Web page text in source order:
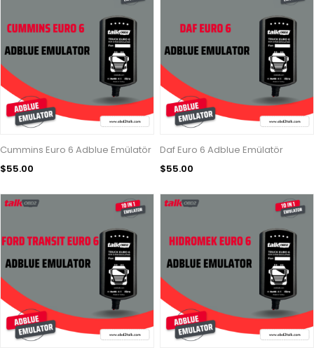
Cummins Euro 6 Adblue Emülatör
$55.00
Daf Euro 6 Adblue Emülatör
$55.00